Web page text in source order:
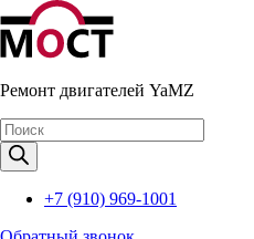
Ремонт двигателей YaMZ
Поиск
товаров
+7 (910) 969-1001